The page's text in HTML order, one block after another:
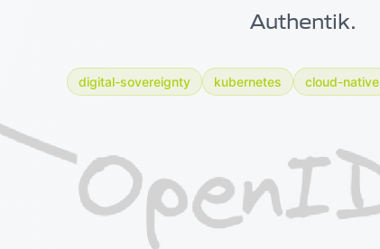
Authentik.
digital-sovereignty kubernetes cloud-native